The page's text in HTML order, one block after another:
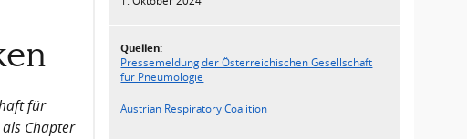
für
Chapter
Quellen:
Pressemeldung der Österreichischen Gesellschaft
für Pneumologie
Austrian Respiratory Coalition